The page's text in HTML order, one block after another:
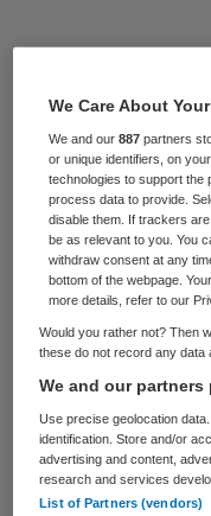
is er medisch
Door de
dreigen de
raken. Dit
Giesen in
zaterdagen is
piekbelasting.
patiënten
omdat de eigen
bereikbaar was.
Kwaliteit van
We Care About
We and our887 partners
or unique identifiers, on
technologies to support the
process data to provide.
disable them. If trackers
be as relevant to you. You
withdraw consent at any
bottom of the webpage.
more details, refer to our
Would you rather not? Then
these do not record any data
We and our
Use precise geolocation
identification. Store and/or
advertising and content,
research and services
List of Partners (vendors)